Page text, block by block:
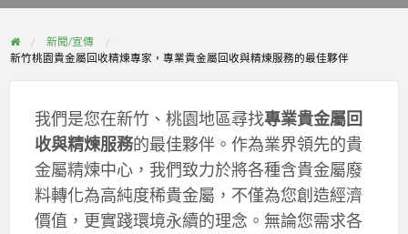
新聞/宣傳
新竹桃園貴金屬回收精煉專家，專業貴金屬回收與精煉服務的最佳夥伴
我們是您在新竹、桃園地區尋找專業貴金屬回
收與精煉服務的最佳夥伴。作為業界領先的貴
金屬精煉中心，我們致力於將各種含貴金屬廢
料轉化為高純度稀貴金屬，不僅為您創造經濟
價值，更實踐環境永續的理念。無論您需求各